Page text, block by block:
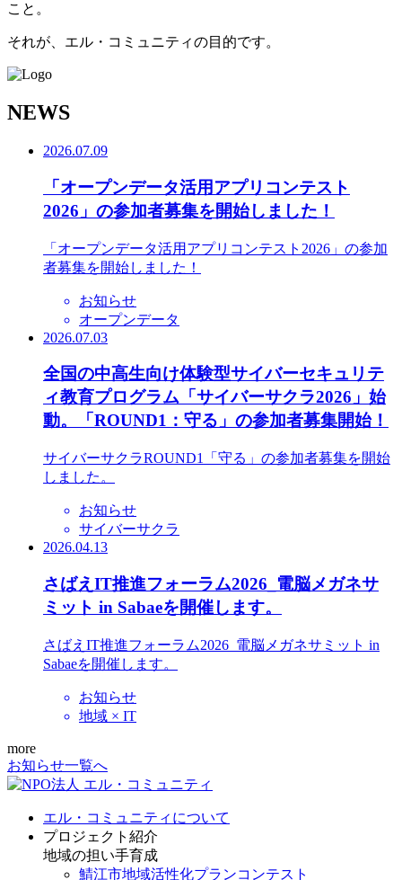
こと。
それが、エル・コミュニティの目的です。
NEWS
2026.07.09
「オープンデータ活用アプリコンテスト
2026」の参加者募集を開始しました！
「オープンデータ活用アプリコンテスト2026」の参加
者募集を開始しました！
お知らせ
オープンデータ
2026.07.03
全国の中高生向け体験型サイバーセキュリテ
ィ教育プログラム「サイバーサクラ2026」始
動。「ROUND1：守る」の参加者募集開始！
サイバーサクラROUND1「守る」の参加者募集を開始
しました。
お知らせ
サイバーサクラ
2026.04.13
さばえIT推進フォーラム2026_電脳メガネサ
ミット in Sabaeを開催します。
さばえIT推進フォーラム2026_電脳メガネサミット in
Sabaeを開催します。
お知らせ
地域 × IT
more
お知らせ一覧へ
エル・コミュニティについて
プロジェクト紹介
地域の担い手育成
鯖江市地域活性化プランコンテスト